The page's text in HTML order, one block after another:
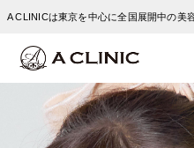
A CLINICは東京を中心に全国展開中の美